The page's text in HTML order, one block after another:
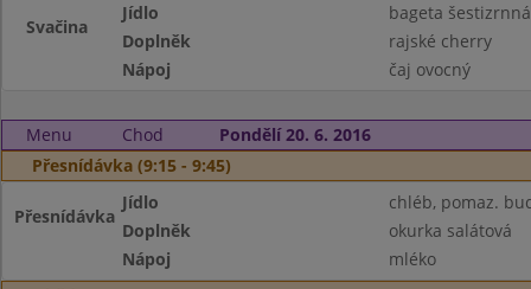
Svačina
Jídlo
bageta
Doplněk
rajské cherry
Nápoj
čaj ovocný
Menu Chod
Pondělí 20. 6. 2016
Přesnídávka (9:15 - 9:45)
Přesnídávka
Jídlo
chléb, pomaz.
Doplněk
okurka salátová
Nápoj
mléko